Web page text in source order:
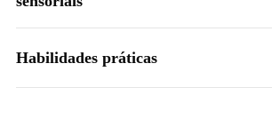
Habilidades práticas